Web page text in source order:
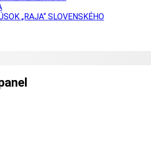
„RAJA“ SLOVENSKÉHO